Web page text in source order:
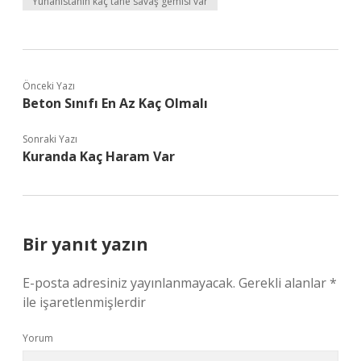
Önceki Yazı
Beton Sınıfı En Az Kaç Olmalı
Sonraki Yazı
Kuranda Kaç Haram Var
Bir yanıt yazın
E-posta adresiniz yayınlanmayacak. Gerekli alanlar*
ile işaretlenmişlerdir
Yorum